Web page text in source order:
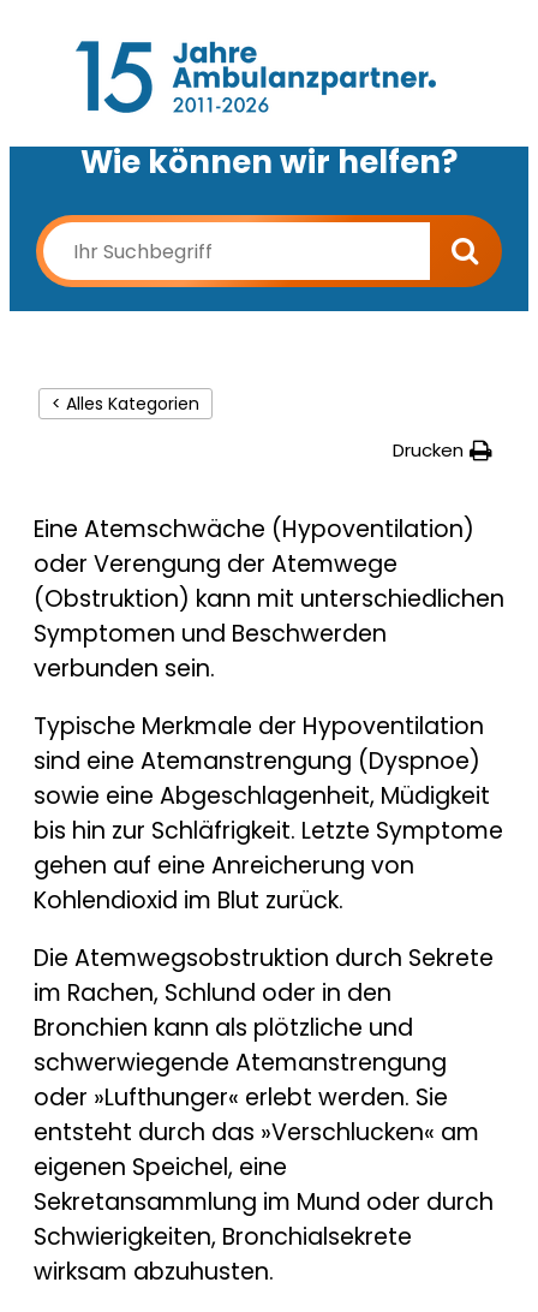
Wie können wir helfen?
< Alles Kategorien
Drucken
Eine Atemschwäche (Hypoventilation)
oder Verengung der Atemwege
(Obstruktion) kann mit unterschiedlichen
Symptomen und Beschwerden
verbunden sein.
Typische Merkmale der Hypoventilation
sind eine Atemanstrengung (Dyspnoe)
sowie eine Abgeschlagenheit, Müdigkeit
bis hin zur Schläfrigkeit. Letzte Symptome
gehen auf eine Anreicherung von
Kohlendioxid im Blut zurück.
Die Atemwegsobstruktion durch Sekrete
im Rachen, Schlund oder in den
Bronchien kann als plötzliche und
schwerwiegende Atemanstrengung
oder »Lufthunger« erlebt werden. Sie
entsteht durch das »Verschlucken« am
eigenen Speichel, eine
Sekretansammlung im Mund oder durch
Schwierigkeiten, Bronchialsekrete
wirksam abzuhusten.